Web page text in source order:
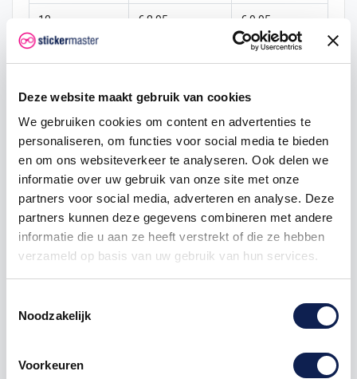
Deze website maakt gebruik van cookies
We gebruiken cookies om content en advertenties te
personaliseren, om functies voor social media te bieden
en om ons websiteverkeer te analyseren. Ook delen we
informatie over uw gebruik van onze site met onze
partners voor social media, adverteren en analyse. Deze
partners kunnen deze gegevens combineren met andere
informatie die u aan ze heeft verstrekt of die ze hebben
verzameld op basis van uw gebruik van hun services.
Noodzakelijk
Voorkeuren
10 € 8,95 € 9,95
€ 37,31
100 € 7,46 € 248,75
€ 6,96 € 746,25
500 € 5,97 € 1.990,00
1000 € 4,97 € 4.975,00
koffer sticker